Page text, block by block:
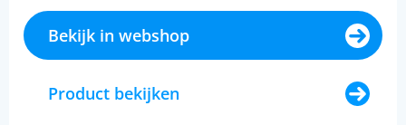
Bekijk in webshop
Product bekijken